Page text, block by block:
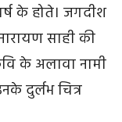
के होते। जगदीश
साही की
के अलावा नामी
दुर्लभ चित्र